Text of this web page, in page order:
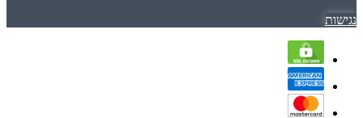
נגישות